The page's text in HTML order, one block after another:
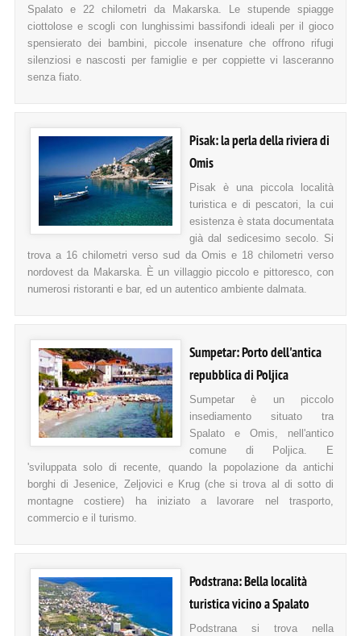
Spalato e 22 chilometri da Makarska. Le stupende spiagge
ciottolose e scogli con lunghissimi bassifondi ideali per il gioco
spensierato dei bambini, piccole insenature che offrono rifugi
silenziosi e nascosti per famiglie e per coppiette vi lasceranno
senza fiato.
Pisak: la perla della riviera di
Omis
Pisak è una piccola località
turistica e di pescatori, la cui
esistenza è stata documentata
già dal sedicesimo secolo. Si
trova a 16 chilometri verso sud da Omis e 18 chilometri verso
nordovest da Makarska. È un villaggio piccolo e pittoresco, con
numerosi ristoranti e bar, ed un autentico ambiente dalmata.
Sumpetar: Porto dell'antica
repubblica di Poljica
Sumpetar è un piccolo
insediamento situato tra
Spalato e Omis, nell'antico
comune di Poljica. E
'sviluppata solo di recente, quando la popolazione da antichi
borghi di Jesenice, Zeljovici e Krug (che si trova al di sotto di
montagne costiere) ha iniziato a lavorare nel trasporto,
commercio e il turismo.
Podstrana: Bella località
turistica vicino a Spalato
Podstrana si trova nella